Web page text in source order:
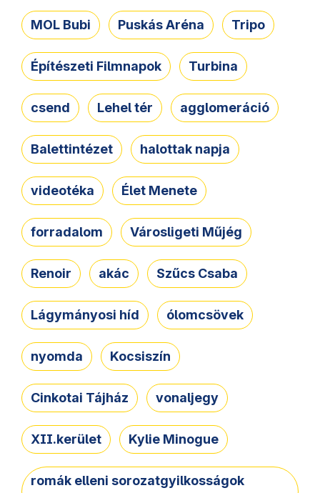
MOL Bubi Puskás Aréna Tripo
Építészeti Filmnapok Turbina
csend Lehel tér agglomeráció
Balettintézet halottak napja
videotéka Élet Menete
forradalom Városligeti Műjég
Renoir akác Szűcs Csaba
Lágymányosi híd ólomcsövek
nyomda Kocsiszín
Cinkotai Tájház vonaljegy
XII.kerület Kylie Minogue
romák elleni sorozatgyilkosságok